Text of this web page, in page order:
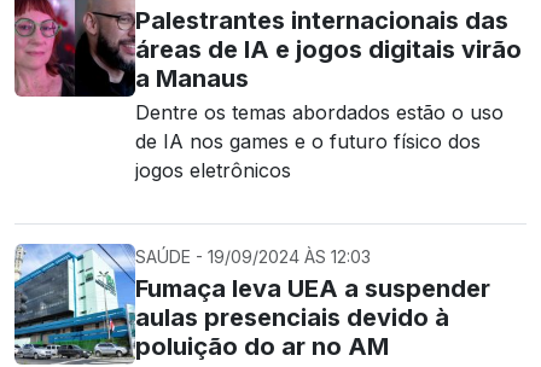
Palestrantes internacionais das
áreas de IA e jogos digitais virão
a Manaus
Dentre os temas abordados estão o uso
de IA nos games e o futuro físico dos
jogos eletrônicos
SAÚDE - 19/09/2024 ÀS 12:03
Fumaça leva UEA a suspender
aulas presenciais devido à
poluição do ar no AM